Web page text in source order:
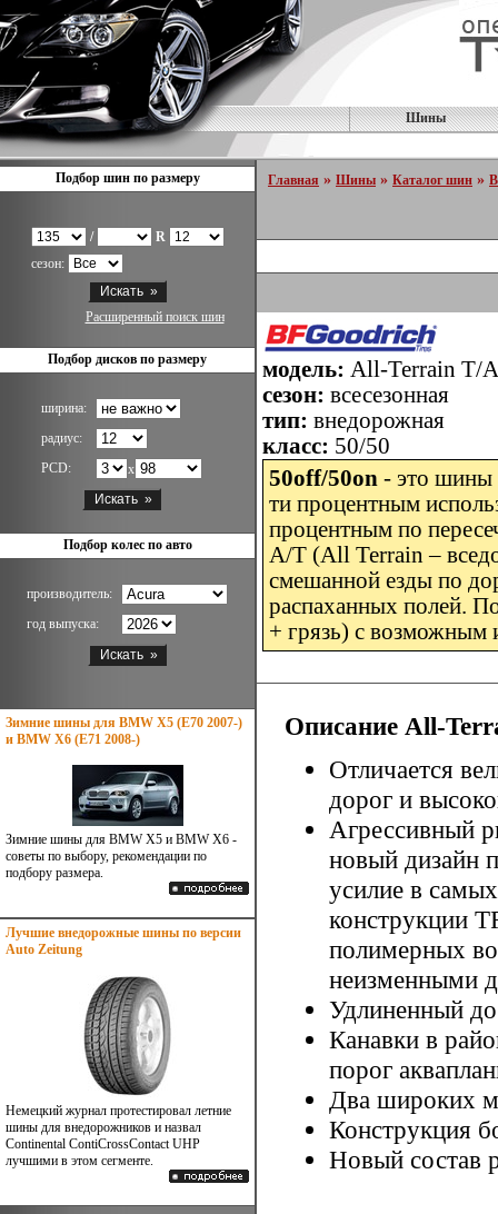
Шины
Подбор шин по размеру
/
R
сезон:
Расширенный поиск шин
Подбор дисков по размеру
ширина:
радиус:
PCD:
x
Подбор колес по авто
производитель:
год выпуска:
Зимние шины для BMW X5 (E70 2007-)
и BMW X6 (E71 2008-)
Зимние шины для BMW X5 и BMW X6 -
советы по выбору, рекомендации по
подбору размера.
Лучшие внедорожные шины по версии
Auto Zeitung
Немецкий журнал протестировал летние
шины для внедорожников и назвал
Continental ContiCrossContact UHP
лучшими в этом сегменте.
Главная » Шины » Каталог шин »
модель: All-Terrain T/A
сезон: всесезонная
тип: внедорожная
класс: 50/50
50off/50on - это шины
ти процентным
процентным по
A/T (All Terrain –
смешанной езды по
распаханных полей.
+ грязь) с возможным
Описание All-
Отличается
дорог и
Агрессивный
новый дизайн
усилие в
конструкции
полимерных
неизменными
Удлиненный
Канавки в
порог
Два широких
Конструкция
Новый состав